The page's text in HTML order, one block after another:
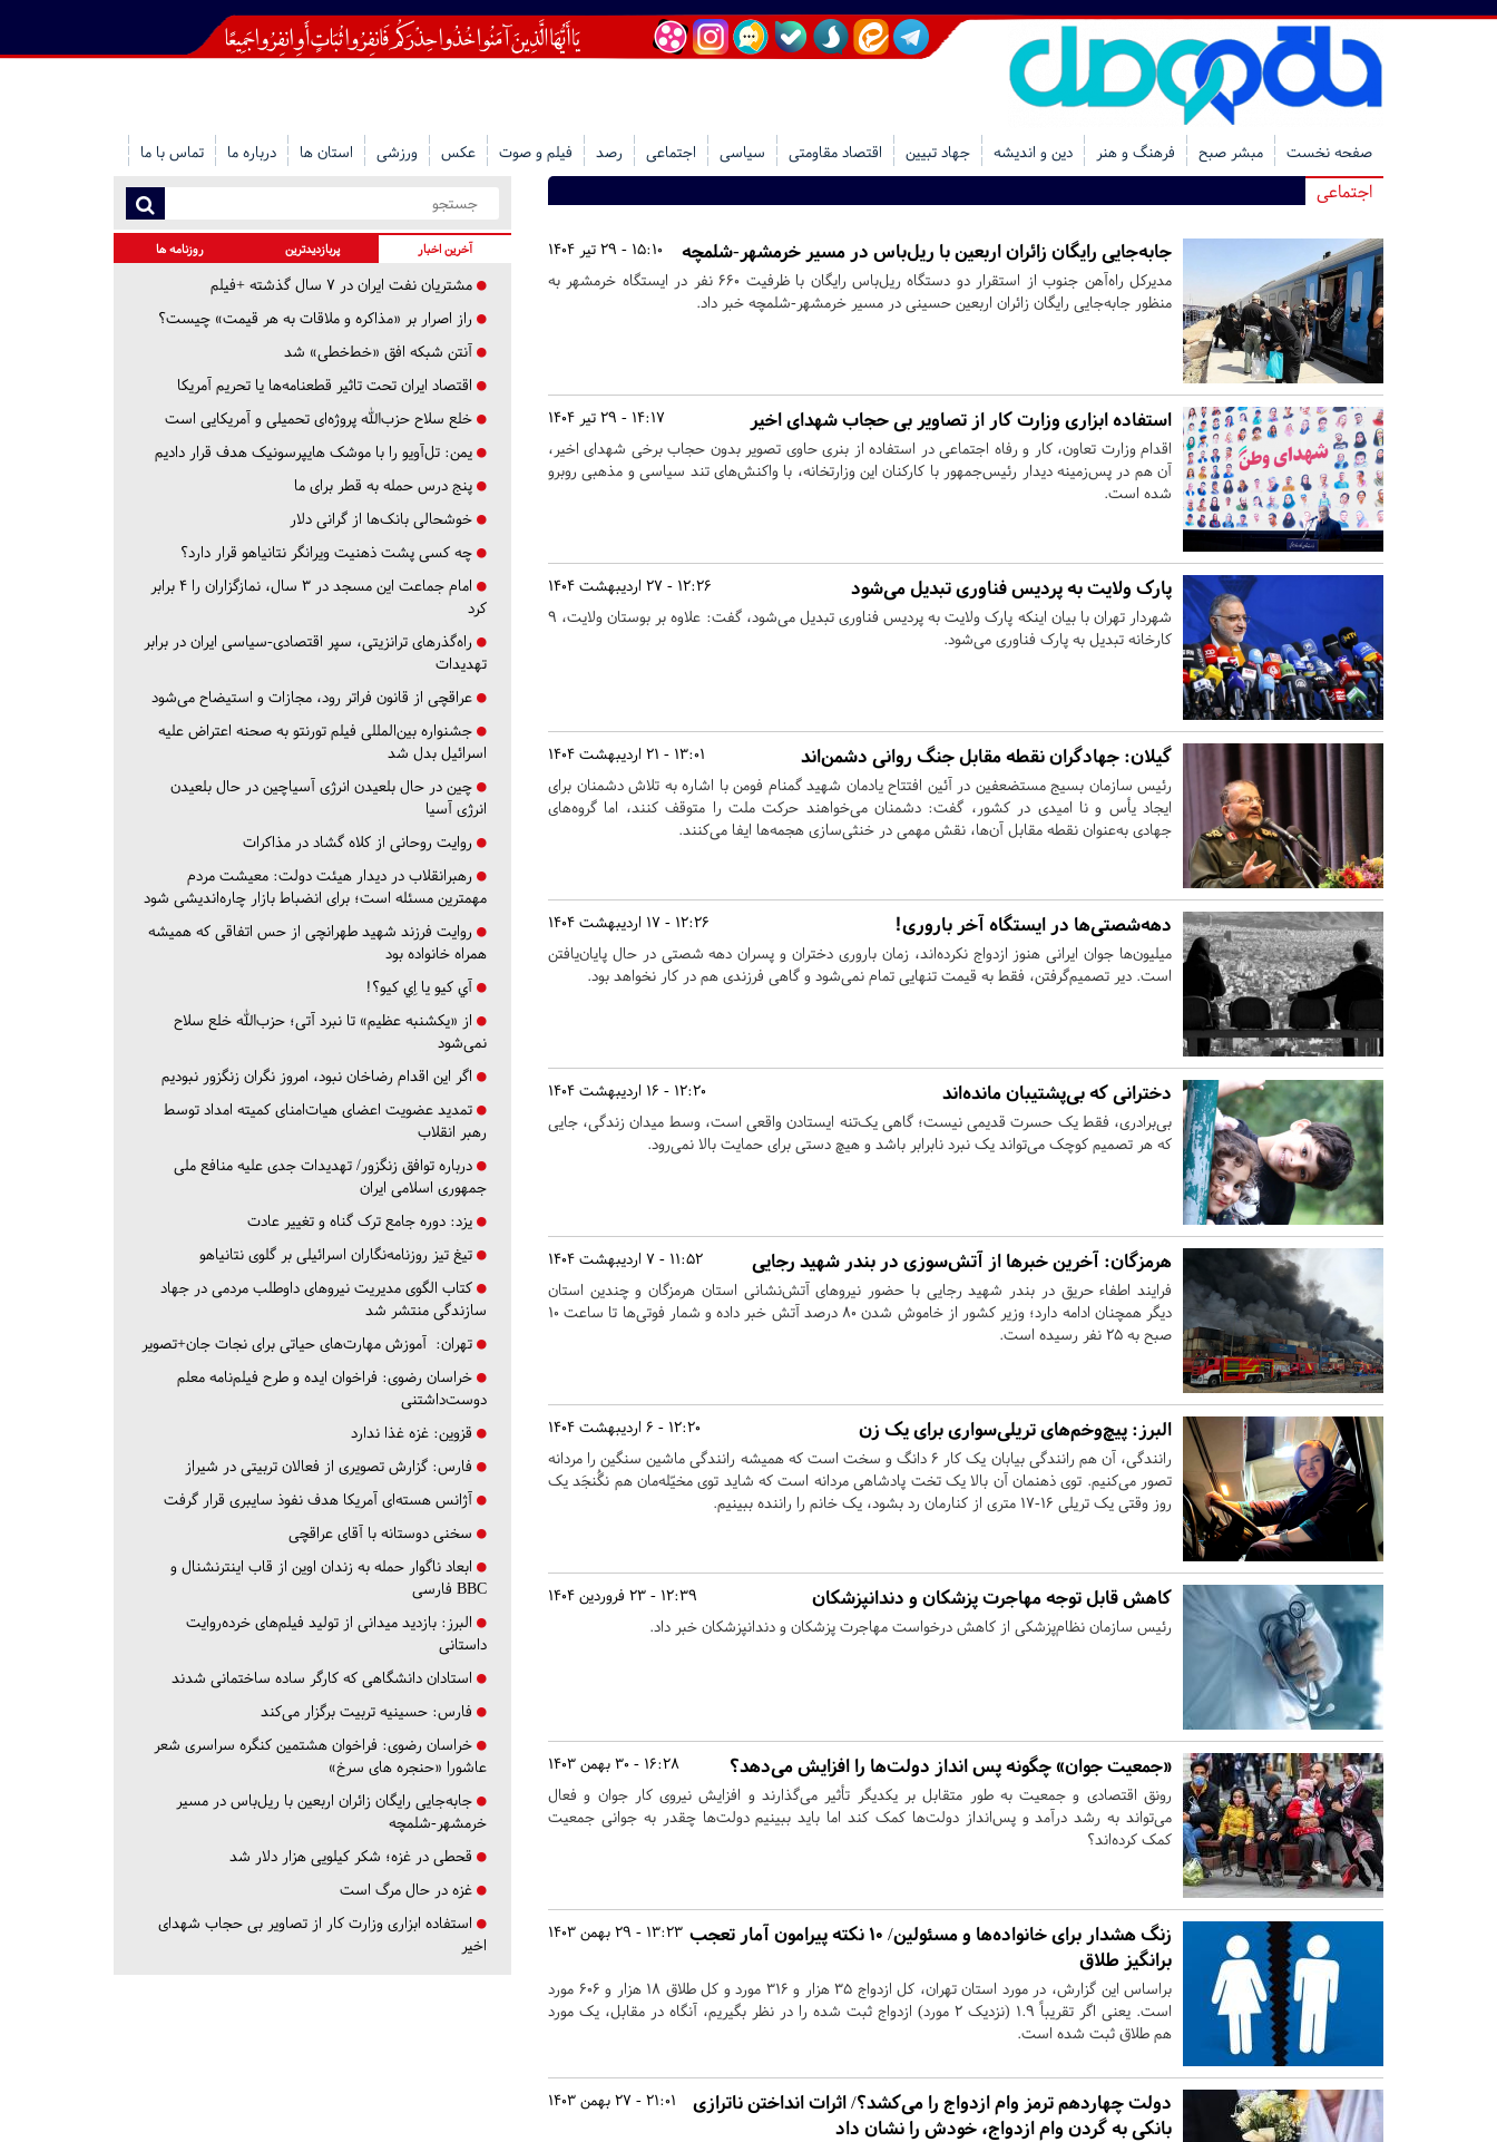
صفحه نخست مبشر صبح فرهنگ و هنر دین و اندیشه جهاد تبیین اقتصاد مقاومتی سیاسی اجتماعی رصد فیلم و صوت عکس ورزشی استان ها درباره ما تماس با ما
اجتماعی
15:10 - 29 تیر 1404 جابه‌جایی رایگان زائران اربعین با ریل‌باس در مسیر خرمشهر-شلمچه
مدیرکل راه‌آهن جنوب از استقرار دو دستگاه ریل‌باس رایگان با ظرفیت ۶۶۰ نفر در ایستگاه خرمشهر به
منظور جابه‌جایی رایگان زائران اربعین حسینی در مسیر خرمشهر-شلمچه خبر داد.
14:17 - 29 تیر 1404 استفاده ابزاری وزارت کار از تصاویر بی حجاب شهدای اخیر
اقدام وزارت تعاون، کار و رفاه اجتماعی در استفاده از بنری حاوی تصویر بدون حجاب برخی شهدای اخیر،
آن‌ هم در پس‌زمینه دیدار رئیس‌جمهور با کارکنان این وزارتخانه، با واکنش‌های تند سیاسی و مذهبی روبرو
شده است.
12:26 - 27 اردیبهشت 1404 پارک ولایت به پردیس فناوری تبدیل می‌شود
شهردار تهران با بیان اینکه پارک ولایت به پردیس فناوری تبدیل می‌شود، گفت: علاوه بر بوستان ولایت، ۹
کارخانه تبدیل به پارک فناوری می‌شود.
13:01 - 21 اردیبهشت 1404 گیلان: جهادگران نقطه مقابل جنگ روانی دشمن‌اند
رئیس سازمان بسیج مستضعفین در آئین افتتاح یادمان شهید گمنام فومن با اشاره به تلاش دشمنان برای
ایجاد یأس و نا امیدی در کشور، گفت: دشمنان می‌خواهند حرکت ملت را متوقف کنند، اما گروه‌های
جهادی به‌عنوان نقطه مقابل آن‌ها، نقش مهمی در خنثی‌سازی هجمه‌ها ایفا می‌کنند.
12:26 - 17 اردیبهشت 1404 دهه‌شصتی‌ها در ایستگاه آخر باروری!
میلیون‌ها جوان ایرانی هنوز ازدواج نکرده‌اند، زمان باروری دختران و پسران دهه شصتی در حال پایان‌یافتن
است. دیر تصمیم‌گرفتن، فقط به قیمت تنهایی تمام نمی‌شود و گاهی فرزندی هم در کار نخواهد بود.
12:20 - 16 اردیبهشت 1404 دخترانی که بی‌پشتیبان مانده‌اند
بی‌برادری، فقط یک حسرت قدیمی نیست؛ گاهی یک‌تنه ایستادن واقعی است، وسط میدان زندگی، جایی
که هر تصمیم کوچک می‌تواند یک نبرد نابرابر باشد و هیچ دستی برای حمایت بالا نمی‌رود.
11:52 - 7 اردیبهشت 1404 هرمزگان: آخرین خبرها از آتش‌سوزی در بندر شهید رجایی
فرایند اطفاء حریق در بندر شهید رجایی با حضور نیروهای آتش‌نشانی استان هرمزگان و چندین استان
دیگر همچنان ادامه دارد؛ وزیر کشور از خاموش شدن 80 درصد آتش خبر داده و شمار فوتی‌ها تا ساعت 10
صبح به 25 نفر رسیده است.
12:20 - 6 اردیبهشت 1404 البرز: پیچ‌وخم‌های تریلی‌سواری برای یک زن
رانندگی، آن هم رانندگی بیابان یک کار ۶ دانگ و سخت است که همیشه رانندگی ماشین سنگین را مردانه
تصور می‌کنیم. توی ذهنمان آن بالا یک تخت پادشاهی مردانه است که شاید توی مخیّله‌مان هم نگُنجَد یک
روز وقتی یک تریلی ۱۶-۱۷ متری از کنارمان رد بشود، یک خانم را راننده ببینیم.
12:39 - 23 فروردین 1404 کاهش قابل توجه مهاجرت پزشکان و دندانپزشکان
رئیس سازمان نظام‌پزشکی از کاهش درخواست مهاجرت پزشکان و دندانپزشکان خبر داد.
16:28 - 30 بهمن 1403 «جمعیت جوان» چگونه پس انداز دولت‌ها را افزایش می‌دهد؟
رونق اقتصادی و جمعیت به طور متقابل بر یکدیگر تأثیر می‌گذارند و افزایش نیروی کار جوان و فعال
می‌تواند به رشد درآمد و پس‌انداز دولت‌ها کمک کند اما باید ببینیم دولت‌ها چقدر به جوانی جمعیت
کمک کرده‌اند؟
13:23 - 29 بهمن 1403 زنگ هشدار برای خانواده‌ها و مسئولین/ ۱۰ نکته پیرامون آمار تعجب
برانگیز طلاق
براساس این گزارش، در مورد استان تهران، کل ازدواج 35 هزار و 316 مورد و کل طلاق 18 هزار و 606 مورد
است. یعنی اگر تقریباً 1.9 (نزدیک 2 مورد) ازدواج ثبت شده را در نظر بگیریم، آنگاه در مقابل، یک مورد
هم طلاق ثبت شده است.
21:01 - 27 بهمن 1403
دولت چهاردهم ترمز وام ازدواج را می‌کشد؟/ اثرات انداختن ناترازی
بانکی به گردن وام ازدواج، خودش را نشان داد
آخرین اخبار پربازدیدترین روزنامه ها
مشتریان نفت ایران در ۷ سال گذشته +فیلم
راز اصرار بر «مذاکره و ملاقات به هر قیمت» چیست؟
آنتن شبکه افق «خط‌خطی» شد
اقتصاد ایران تحت تاثیر قطعنامه‌ها یا تحریم‌ آمریکا
خلع سلاح حزب‌الله پروژه‌ای تحمیلی و آمریکایی است
یمن: تل‌آویو را با موشک هایپرسونیک هدف قرار دادیم
پنج درس‌ حمله به قطر برای ما
خوشحالی بانک‌ها از گرانی دلار
چه کسی پشت ذهنیت ویرانگر نتانیاهو قرار دارد؟
امام جماعت این مسجد در ۳ سال، نمازگزاران را ۴ برابر
کرد
راه‌گذرهای ترانزیتی، سپر اقتصادی-سیاسی ایران در برابر
تهدیدات
عراقچی از قانون فراتر رود، مجازات و استیضاح می‌شود
جشنواره بین‌المللی فیلم تورنتو به صحنه اعتراض علیه
اسرائیل بدل شد
چین در حال بلعیدن انرژی آسیاچین در حال بلعیدن
انرژی آسیا
روایت روحانی از کلاه گشاد در مذاکرات
رهبرانقلاب در دیدار هیئت دولت: معیشت مردم
مهمترین مسئله است؛ برای انضباط بازار چاره‌اندیشی شود
روایت فرزند شهید طهرانچی از حس اتفاقی که همیشه
همراه خانواده بود
آي كيو يا اِي كيو؟!
از «یکشنبه عظیم» تا نبرد آتی؛ حزب‌الله خلع سلاح
نمی‌شود
اگر این اقدام رضاخان نبود، امروز نگران زنگزور نبودیم
تمدید عضویت اعضای هیات‌امنای کمیته امداد توسط
رهبر انقلاب
درباره توافق زنگزور/ تهدیدات جدی علیه منافع ملی
جمهوری اسلامی ایران
یزد: دوره جامع ترک گناه و تغییر عادت
تیغ تیز روزنامه‌نگاران اسرائیلی بر گلوی نتانیاهو
کتاب الگوی مدیریت نیروهای داوطلب مردمی در جهاد
سازندگی منتشر شد
تهران: آموزش مهارت‌های حیاتی برای نجات جان+تصویر
خراسان رضوی: فراخوان ایده و طرح فیلم‌نامه معلم
دوست‌داشتنی
قزوین: غزه غذا ندارد
فارس: گزارش تصویری از فعالان تربیتی در شیراز
آژانس هسته‌ای آمریکا هدف نفوذ سایبری قرار گرفت
سخنی دوستانه با آقای عراقچی
ابعاد ناگوار حمله به زندان اوین از قاب اینترنشنال و
BBC فارسی
البرز: بازدید میدانی از تولید فیلم‌های خرده‌روایت
داستانی
استادان دانشگاهی که کارگر ساده ساختمانی شدند
فارس: حسینیه تربیت برگزار می‌کند
خراسان رضوی: فراخوان هشتمین کنگره سراسری شعر
عاشورا «حنجره های سرخ»
جابه‌جایی رایگان زائران اربعین با ریل‌باس در مسیر
خرمشهر-شلمچه
قحطی در غزه؛ شکر کیلویی هزار دلار شد
غزه در حال مرگ است
استفاده ابزاری وزارت کار از تصاویر بی حجاب شهدای
اخیر